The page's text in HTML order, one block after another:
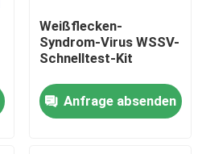
Weißflecken-
Syndrom-Virus WSSV-
Schnelltest-Kit
Anfrage absenden